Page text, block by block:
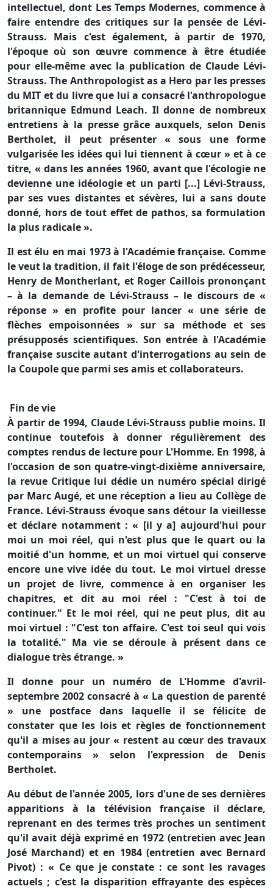
intellectuel, dont Les Temps Modernes, commence à
faire entendre des critiques sur la pensée de Lévi-
Strauss. Mais c'est également, à partir de 1970,
l'époque où son œuvre commence à être étudiée
pour elle-même avec la publication de Claude Lévi-
Strauss. The Anthropologist as a Hero par les presses
du MIT et du livre que lui a consacré l'anthropologue
britannique Edmund Leach. Il donne de nombreux
entretiens à la presse grâce auxquels, selon Denis
Bertholet, il peut présenter « sous une forme
vulgarisée les idées qui lui tiennent à cœur » et à ce
titre, « dans les années 1960, avant que l'écologie ne
devienne une idéologie et un parti [...] Lévi-Strauss,
par ses vues distantes et sévères, lui a sans doute
donné, hors de tout effet de pathos, sa formulation
la plus radicale ».
Il est élu en mai 1973 à l'Académie française. Comme
le veut la tradition, il fait l'éloge de son prédécesseur,
Henry de Montherlant, et Roger Caillois prononçant
– à la demande de Lévi-Strauss – le discours de «
réponse » en profite pour lancer « une série de
flèches empoisonnées » sur sa méthode et ses
présupposés scientifiques. Son entrée à l'Académie
française suscite autant d'interrogations au sein de
la Coupole que parmi ses amis et collaborateurs.
Fin de vie
À partir de 1994, Claude Lévi-Strauss publie moins. Il
continue toutefois à donner régulièrement des
comptes rendus de lecture pour L'Homme. En 1998, à
l'occasion de son quatre-vingt-dixième anniversaire,
la revue Critique lui dédie un numéro spécial dirigé
par Marc Augé, et une réception a lieu au Collège de
France. Lévi-Strauss évoque sans détour la vieillesse
et déclare notamment : « [il y a] aujourd'hui pour
moi un moi réel, qui n'est plus que le quart ou la
moitié d'un homme, et un moi virtuel qui conserve
encore une vive idée du tout. Le moi virtuel dresse
un projet de livre, commence à en organiser les
chapitres, et dit au moi réel : "C'est à toi de
continuer." Et le moi réel, qui ne peut plus, dit au
moi virtuel : "C'est ton affaire. C'est toi seul qui vois
la totalité." Ma vie se déroule à présent dans ce
dialogue très étrange. »
Il donne pour un numéro de L'Homme d'avril-
septembre 2002 consacré à « La question de parenté
» une postface dans laquelle il se félicite de
constater que les lois et règles de fonctionnement
qu'il a mises au jour « restent au cœur des travaux
contemporains » selon l'expression de Denis
Bertholet.
Au début de l'année 2005, lors d'une de ses dernières
apparitions à la télévision française il déclare,
reprenant en des termes très proches un sentiment
qu'il avait déjà exprimé en 1972 (entretien avec Jean
José Marchand) et en 1984 (entretien avec Bernard
Pivot) : « Ce que je constate : ce sont les ravages
actuels ; c'est la disparition effrayante des espèces